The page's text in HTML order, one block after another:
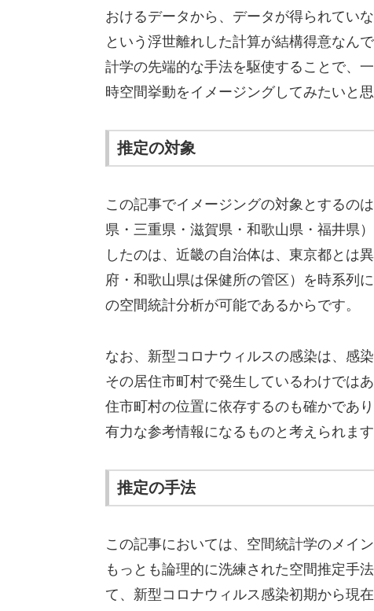
おけるデータから、データが得られてい
という浮世離れした計算が結構得意なん
計学の先端的な手法を駆使することで、
時空間挙動をイメージングしてみたいと思
推定の対象
この記事でイメージングの対象とするの
県・三重県・滋賀県・和歌山県・福井県
したのは、近畿の自治体は、東京都とは
府・和歌山県は保健所の管区）を時系列
の空間統計分析が可能であるからです。
なお、新型コロナウィルスの感染は、感
その居住市町村で発生しているわけでは
住市町村の位置に依存するのも確かであ
有力な参考情報になるものと考えられます
推定の手法
この記事においては、空間統計学のメイ
もっとも論理的に洗練された空間推定手
て、新型コロナウィルス感染初期から現